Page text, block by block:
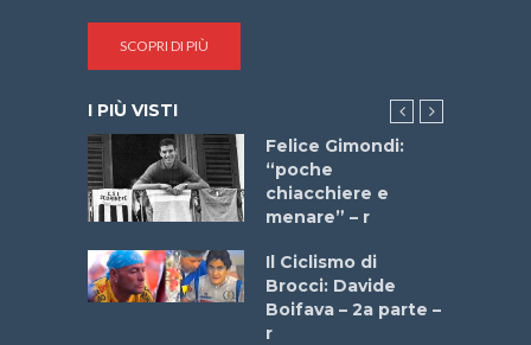
SCOPRI DI PIÙ
I PIÙ VISTI
Felice Gimondi:
“poche
chiacchiere e
menare” – r
Il Ciclismo di
Brocci: Davide
Boifava – 2a parte –
r